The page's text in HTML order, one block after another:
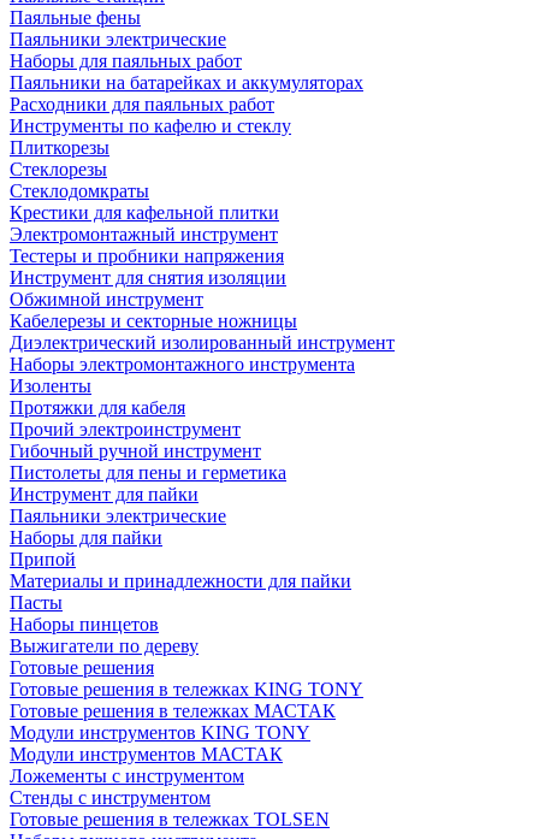
Паяльные фены
Паяльники электрические
Наборы для паяльных работ
Паяльники на батарейках и аккумуляторах
Расходники для паяльных работ
Инструменты по кафелю и стеклу
Плиткорезы
Стеклорезы
Стеклодомкраты
Крестики для кафельной плитки
Электромонтажный инструмент
Тестеры и пробники напряжения
Инструмент для снятия изоляции
Обжимной инструмент
Кабелерезы и секторные ножницы
Диэлектрический изолированный инструмент
Наборы электромонтажного инструмента
Изоленты
Протяжки для кабеля
Прочий электроинструмент
Гибочный ручной инструмент
Пистолеты для пены и герметика
Инструмент для пайки
Паяльники электрические
Наборы для пайки
Припой
Материалы и принадлежности для пайки
Пасты
Наборы пинцетов
Выжигатели по дереву
Готовые решения
Готовые решения в тележках KING TONY
Готовые решения в тележках МАСТАК
Модули инструментов KING TONY
Модули инструментов МАСТАК
Ложементы с инструментом
Стенды с инструментом
Готовые решения в тележках TOLSEN